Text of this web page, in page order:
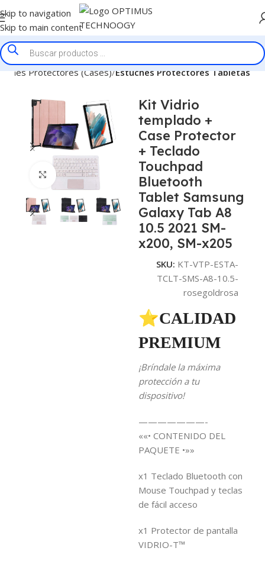
Skip to navigation
Skip to main content
Protectores (Cases) Estuches Protectores Tabletas
Click to enlarge
Kit Vidrio
templado +
Case Protector
+ Teclado
Touchpad
Bluetooth
Tablet Samsung
Galaxy Tab A8
10.5 2021 SM-
x200, SM-x205
SKU: KT-VTP-ESTA-
TCLT-SMS-A8-10.5-
rosegoldrosa
⭐CALIDAD
PREMIUM
¡Bríndale la máxima
protección a tu
dispositivo!
———————-
««• CONTENIDO DEL
PAQUETE •»»
x1 Teclado Bluetooth con
Mouse Touchpad y teclas
de fácil acceso
x1 Protector de pantalla
VIDRIO-T™